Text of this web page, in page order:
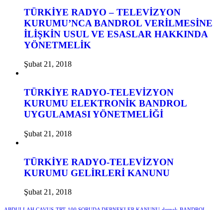
TÜRKİYE RADYO – TELEVİZYON
KURUMU’NCA BANDROL VERİLMESİNE
İLİŞKİN USUL VE ESASLAR HAKKINDA
YÖNETMELİK
Şubat 21, 2018
TÜRKİYE RADYO-TELEVİZYON
KURUMU ELEKTRONİK BANDROL
UYGULAMASI YÖNETMELİĞİ
Şubat 21, 2018
TÜRKİYE RADYO-TELEVİZYON
KURUMU GELİRLERİ KANUNU
Şubat 21, 2018